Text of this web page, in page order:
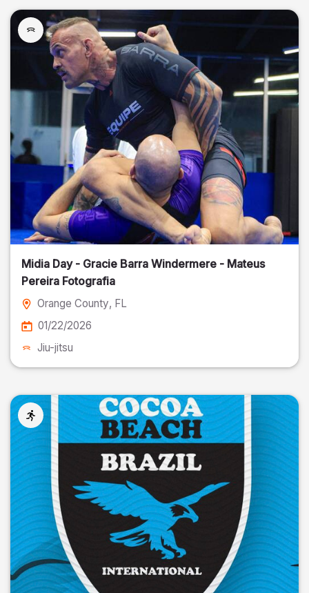
Midia Day - Gracie Barra Windermere - Mateus
Pereira Fotografia
Orange County, FL
01/22/2026
Jiu-jitsu